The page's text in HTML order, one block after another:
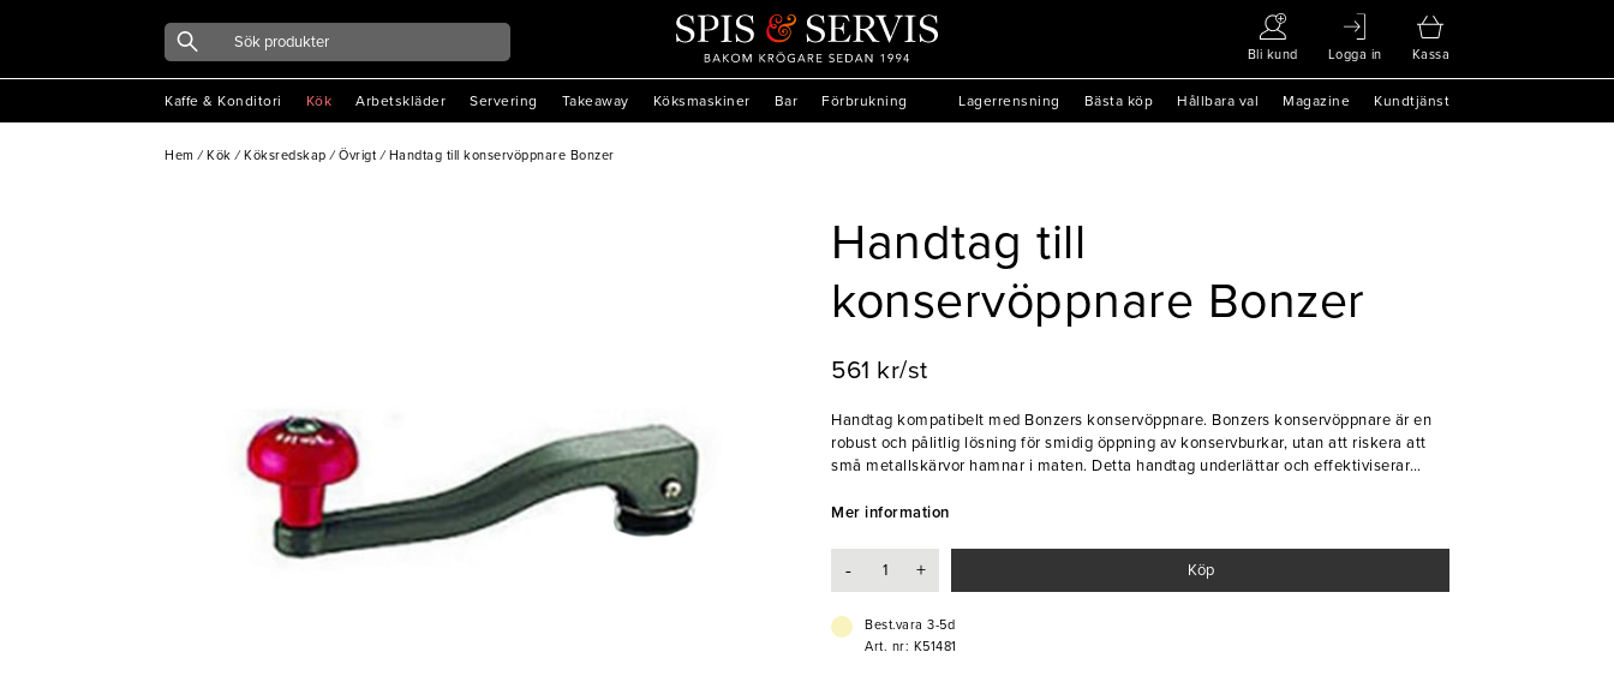
Bli kund Logga in Kassa
Kaffe & Konditori Kök Arbetskläder Servering Takeaway Köksmaskiner Bar Förbrukning Lagerrensning Bästa köp Hållbara val Magazine Kundtjänst
Hem / Kök / Köksredskap / Övrigt / Handtag till konservöppnare Bonzer
Handtag till
konservöppnare Bonzer
561 kr/st
Handtag kompatibelt med Bonzers konservöppnare. Bonzers konservöppnare är en
robust och pålitlig lösning för smidig öppning av konservburkar, utan att riskera att
små metallskärvor hamnar i maten. Detta handtag underlättar och effektiviserar
- Lätt att använda
Mer information
- + Köp
Best.vara 3-5d
Art. nr: K51481